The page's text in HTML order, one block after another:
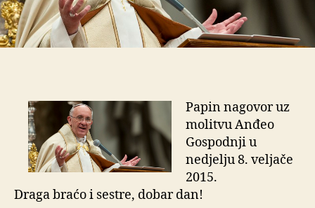
Papin nagovor uz
molitvu Anđeo
Gospodnji u
nedjelju 8. veljače
2015.
Draga braćo i sestre, dobar dan!